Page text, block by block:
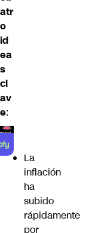
atr
o
id
ea
s
cl
av
e:
La
inflación
ha
subido
rápidamente
por